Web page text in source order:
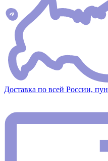
Доставка по всей России,